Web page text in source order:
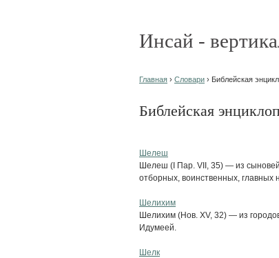
Инсай -
Главная › Словари › Библейская
Библейская
Шелеш
Шелеш (I Пар. VII, 35) — из сыновей
отборных, воинственных, главных
Шелихим
Шелихим (Нов. XV, 32) — из
Идумеей.
Шелк